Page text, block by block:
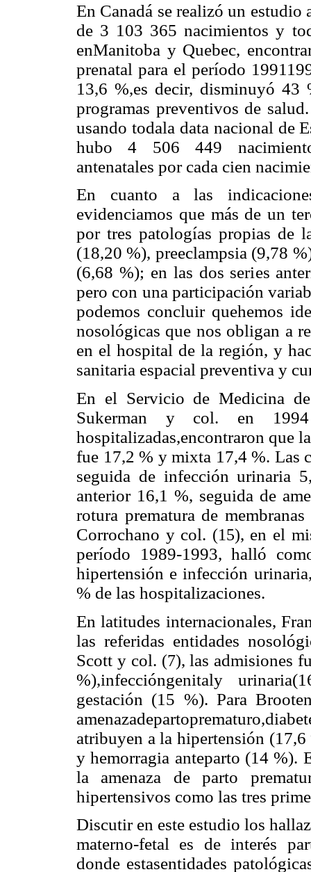
En Canadá se realizó un
de 3 103 365 nacimientos y
enManitoba y Quebec,
prenatal para el período
13,6 %,es decir, disminuyó
programas preventivos de
usando todala data nacional de
hubo 4 506 449
antenatales por cada cien
En cuanto a las
evidenciamos que más de un
por tres patologías propias de
(18,20 %), preeclampsia (9,78
(6,68 %); en las dos series
pero con una participación
podemos concluir quehemos
nosológicas que nos obligan a
en el hospital de la región, y
sanitaria espacial preventiva y
En el Servicio de Medicina
Sukerman y col. en
hospitalizadas,encontraron que
fue 17,2 % y mixta 17,4 %. Las
seguida de infección urinaria
anterior 16,1 %, seguida de
rotura prematura de
Corrochano y col. (15), en el
período 1989-1993, halló
hipertensión e infección
% de las hospitalizaciones.
En latitudes internacionales,
las referidas entidades
Scott y col. (7), las admisiones
%),infeccióngenitaly
gestación (15 %). Para
atribuyen a la hipertensión
y hemorragia anteparto (14 %).
la amenaza de parto
hipertensivos como las tres
Discutir en este estudio los
materno-fetal es de interés
donde estasentidades